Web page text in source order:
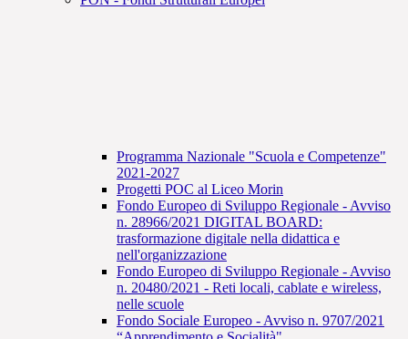
Programma Nazionale "Scuola e Competenze"
2021-2027
Progetti POC al Liceo Morin
Fondo Europeo di Sviluppo Regionale - Avviso
n. 28966/2021 DIGITAL BOARD:
trasformazione digitale nella didattica e
nell'organizzazione
Fondo Europeo di Sviluppo Regionale - Avviso
n. 20480/2021 - Reti locali, cablate e wireless,
nelle scuole
Fondo Sociale Europeo - Avviso n. 9707/2021